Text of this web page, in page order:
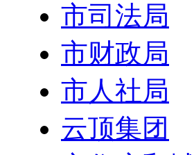
市司法局
市财政局
市人社局
云顶集团